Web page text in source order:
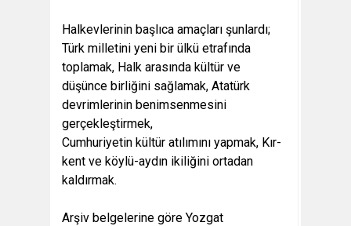
Halkevlerinin başlıca amaçları şunlardı;
Türk milletini yeni bir ülkü etrafında
toplamak, Halk arasında kültür ve
düşünce birliğini sağlamak, Atatürk
devrimlerinin benimsenmesini
gerçekleştirmek,
Cumhuriyetin kültür atılımını yapmak, Kır-
kent ve köylü-aydın ikiliğini ortadan
kaldırmak.
Arşiv belgelerine göre Yozgat